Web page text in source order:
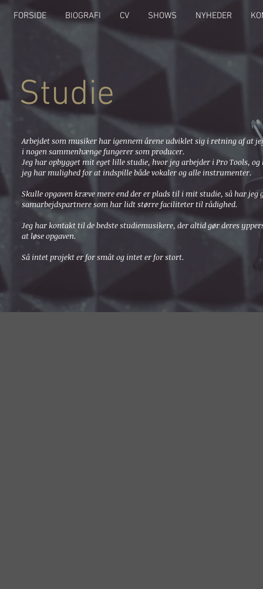
FORSIDE BIOGRAFI CV SHOWS NYHEDER
Studie
Arbejdet som musiker har igennem årene udviklet sig i retning af at
i nogen sammenhænge fungerer som producer.
Jeg har opbygget mit eget lille studie, hvor jeg arbejder i Pro Tools, og
jeg har mulighed for at indspille både vokaler og alle instrumenter.
Skulle opgaven kræve mere end der er plads til i mit studie, så har jeg
samarbejdspartnere som har lidt større faciliteter til rådighed.
Jeg har kontakt til de bedste studiemusikere, der altid gør deres
at løse opgaven.
Så intet projekt er for småt og intet er for stort.